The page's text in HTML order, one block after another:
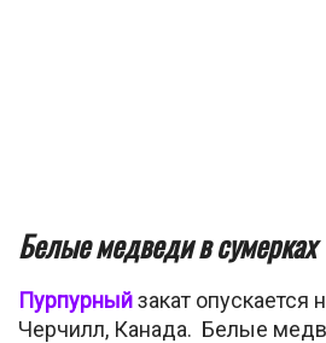
Белые медведи в сумерках
Пурпурныйзакат опускается
Черчилл, Канада. Белые